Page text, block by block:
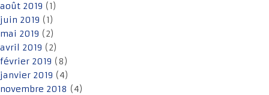
août 2019 (1)
juin 2019 (1)
mai 2019 (2)
avril 2019 (2)
février 2019 (8)
janvier 2019 (4)
novembre 2018 (4)